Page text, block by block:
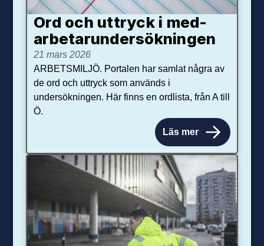
Ord och uttryck i med­­
arbetar­­under­sökningen
21 mars 2026
ARBETSMILJÖ. Portalen har samlat några av
de ord och uttryck som används i
undersökningen. Här finns en ordlista, från A till
Ö.
Läs mer